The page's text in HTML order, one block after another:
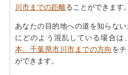
川市までの距離ることができます。
あなたの目的地への道を知らな
にどのよう混乱している場合は、
本、千葉県市川市までの方向 を
ができます。